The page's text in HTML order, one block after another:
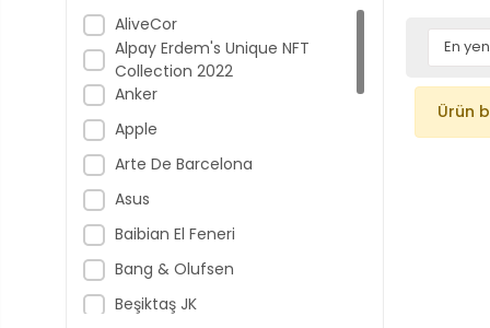
AliveCor
Alpay Erdem's Unique NFT
Collection 2022
Anker
Apple
Arte De Barcelona
Asus
Baibian El Feneri
Bang & Olufsen
Beşiktaş JK
Ürün